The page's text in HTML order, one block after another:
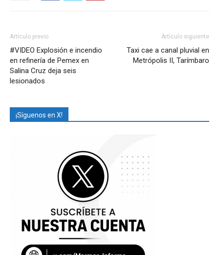
Artículo previo
#VIDEO Explosión e incendio
en refinería de Pemex en
Salina Cruz deja seis
lesionados
Artículo siguiente
Taxi cae a canal pluvial en
Metrópolis II, Tarímbaro
¡Síguenos en X!